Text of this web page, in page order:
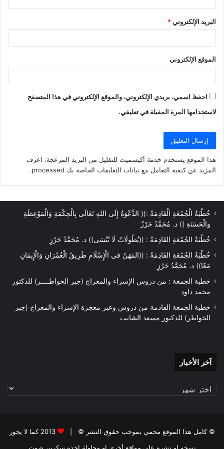
البريد الإلكتروني*
الموقع الإلكتروني
احفظ اسمي، بريدي الإلكتروني، والموقع الإلكتروني في هذا المتصفح
لاستخدامها المرة المقبلة في تعليقي.
هذا الموقع يستخدم خدمة أكيسميت للتقليل من البريد المزعجة. اعرف
المزيد عن كيفية التعامل مع بيانات التعليقات الخاصة بك processed
.
خُطْبَةُ الْجُمُعَةِ الْقَادِمَةُ :(( الدَّعْوَةُ إِلَى اللهِ تَعَالَى بِالْحِكْمَةِ وَالْمَوْعِظَةِ
والْحَسَنَةِ )) د. مُحَمَّدُ حَرْزٌ
خُطْبَةُ الجُمُعَةِ القَادِمَةُ : ((بُطُولَاتٌ لَا تُنْسَى)) د. مُحَمَّدُ حَرْزٍ
خُطْبَةُ الجُمُعَةِ القَادِمَةُ : ((المَهَنُ في الْإِسْلَامِ طَرِيقُ الْعُمْرَانِ وَالْإِيمَانِ
مَعًا)) د. مُحَمَّدُ حَرْزٍ
خطبة الجمعة : من دروس الإسراء والمعراج (جبر الخواطــــر) للدكتور
محمد داود
خطبة الجمعة القادمة من دروس وعبر معجزة الإسراء والمعراج (جبر
الخواطر) للدكتور مسعد الشايب
آخر الأخبار
© كامل هذا الموقع محمي بموجب حقوق النشر © |
2013 كما لا يجوز